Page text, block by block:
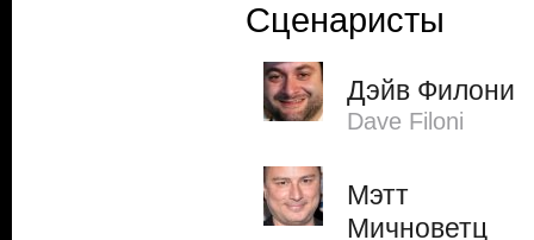
Сценаристы
Дэйв Филони
Dave Filoni
Мэтт
Мичноветц